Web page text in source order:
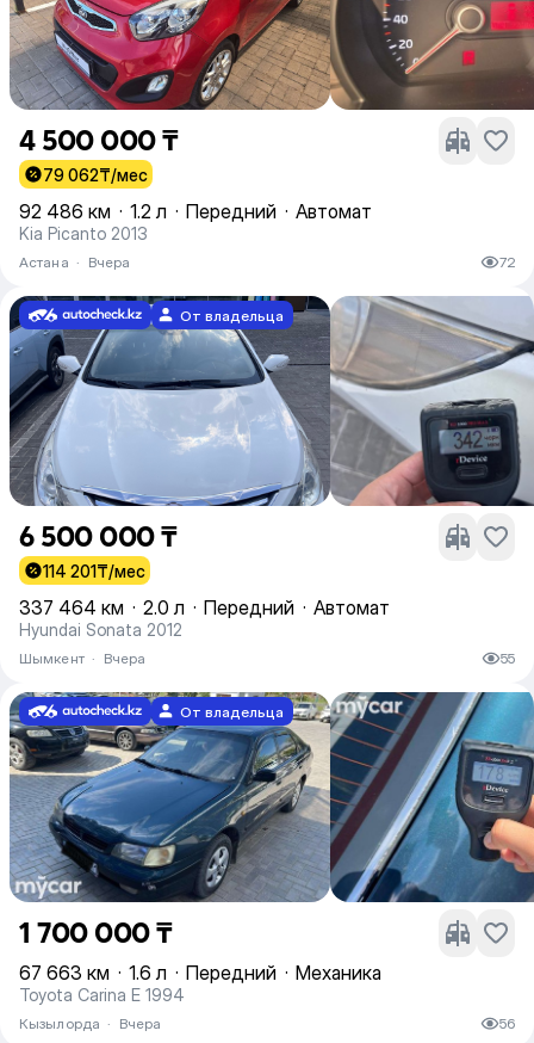
4 500 000 ₸
79 062₸/мес
92 486 км · 1.2 л · Передний · Автомат
Kia Picanto 2013
Астана · Вчера 72
От владельца
6 500 000 ₸
114 201₸/мес
337 464 км · 2.0 л · Передний · Автомат
Hyundai Sonata 2012
Шымкент · Вчера 55
От владельца
1 700 000 ₸
67 663 км · 1.6 л · Передний · Механика
Toyota Carina E 1994
Кызылорда · Вчера 56